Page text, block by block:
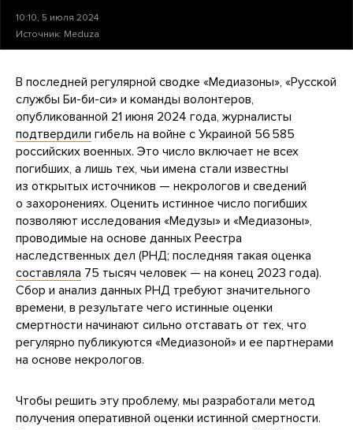
10:10, 5 июля 2024
Источник: Meduza
В последней регулярной сводке «Медиазоны», «Русской
службы Би-би-си» и команды волонтеров,
опубликованной 21 июня 2024 года, журналисты
подтвердили гибель на войне с Украиной 56 585
российских военных. Это число включает не всех
погибших, а лишь тех, чьи имена стали известны
из открытых источников — некрологов и сведений
о захоронениях. Оценить истинное число погибших
позволяют исследования «Медузы» и «Медиазоны»,
проводимые на основе данных Реестра
наследственных дел (РНД; последняя такая оценка
составляла 75 тысяч человек — на конец 2023 года).
Сбор и анализ данных РНД требуют значительного
времени, в результате чего истинные оценки
смертности начинают сильно отставать от тех, что
регулярно публикуются «Медиазоной» и ее партнерами
на основе некрологов.
Чтобы решить эту проблему, мы разработали метод
получения оперативной оценки истинной смертности.